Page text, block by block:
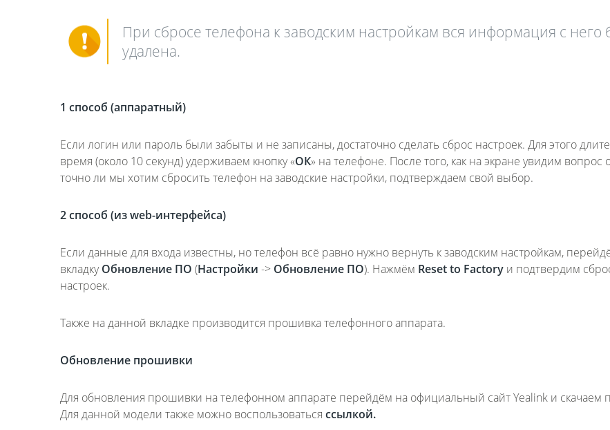
При сбросе телефона к заводским настройкам вся информация с него
удалена.
1 способ (аппаратный)
Если логин или пароль были забыты и не записаны, достаточно сделать сброс настроек. Для этого
время (около 10 секунд) удерживаем кнопку «ОК» на телефоне. После того, как на экране увидим вопрос
точно ли мы хотим сбросить телефон на заводские настройки, подтверждаем свой выбор.
2 способ (изweb-интерфейса)
Если данные для входа известны, но телефон всё равно нужно вернуть к заводским настройкам,
вкладкуОбновление ПО (Настройки -> Обновление ПО). Нажмём Reset to Factory и подтвердим
настроек.
Также на данной вкладке производится прошивка телефонного аппарата.
Обновление прошивки
Для обновления прошивки на телефонном аппарате перейдём на официальный сайт Yealink и скачаем
Для данной модели также можно воспользоваться ссылкой.